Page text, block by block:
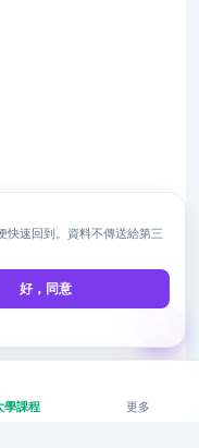
學課程 更多
快速回到。資料不傳送給第三
好，同意